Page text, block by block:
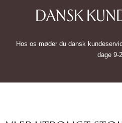
DANSK
Hos os møder du dansk
dage 9-